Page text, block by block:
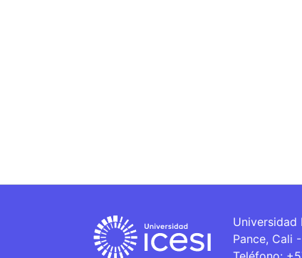
Universidad
Pance, Cali